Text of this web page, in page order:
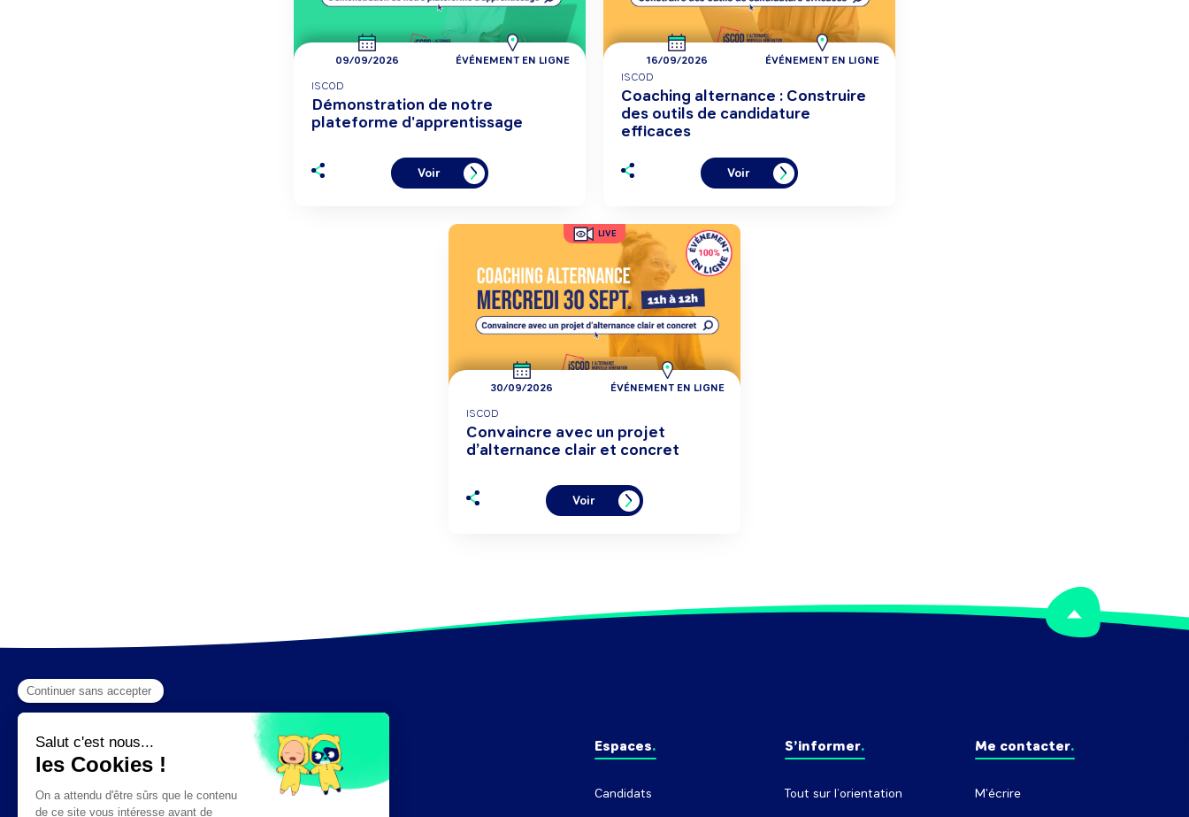
09/09/2026 ÉVÉNEMENT EN LIGNE
ISCOD
Démonstration de notre
plateforme d'apprentissage
Voir
16/09/2026
ÉVÉNEMENT EN LIGNE
ISCOD
Coaching alternance : Construire
des outils de candidature
efficaces
Voir
LIVE
30/09/2026 ÉVÉNEMENT EN LIGNE
ISCOD
Convaincre avec un projet
d’alternance clair et concret
Voir
Espaces
Candidats
S’informer
Tout sur l’orientation
Me contacter
M'écrire